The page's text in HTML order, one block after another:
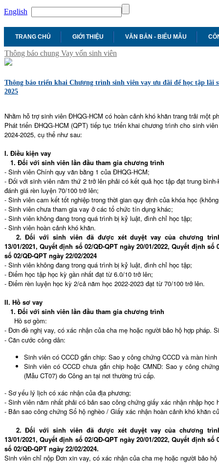
English
TRANG CHỦ GIỚI THIỆU VĂN BẢN - BIỂU MẪU
Thông báo chung Vay vốn sinh viên
Thông báo triển khai Chương trình sinh viên vay ưu đãi để học tập lãi
2025
Nhằm hỗ trợ sinh viên ĐHQG-HCM có hoàn cảnh khó khăn trang trải một
Phát triển ĐHQG-HCM (QPT) tiếp tục triển khai chương trình cho sinh
2024-2025, cụ thể như sau:
I. Điều kiện vay
1. Đối với sinh viên lần đầu tham gia chương trình
- Sinh viên Chính quy văn bằng 1 của ĐHQG-HCM;
- Đối với sinh viên năm thứ 2 trở lên phải có kết quả học tập đạt trung
đánh giá rèn luyện 70/100 trở lên;
- Sinh viên cam kết tốt nghiệp trong thời gian quy định của khóa học
- Sinh viên chưa tham gia vay ở các tổ chức tín dụng khác;
- Sinh viên không đang trong quá trình bị kỷ luật, đình chỉ học tập;
- Sinh viên hoàn cảnh khó khăn.
2. Đối với sinh viên đã được xét duyệt vay của chương
13/01/2021, Quyết định số 02/QĐ-QPT ngày 20/01/2022, Quyết định số
số 02/QĐ-QPT ngày 22/02/2024
- Sinh viên không đang trong quá trình bị kỷ luật, đình chỉ học tập;
- Điểm học tập học kỳ gần nhất đạt từ 6.0/10 trở lên;
- Điểm rèn luyện học kỳ 2/cả năm học 2022-2023 đạt từ 70/100 trở lên.
II. Hồ sơ vay
1. Đối với sinh viên lần đầu tham gia chương trình
Hồ sơ gồm:
- Đơn đề nghị vay, có xác nhận của cha mẹ hoặc người bảo hộ hợp pháp.
- Căn cước công dân:
Sinh viên có CCCD gắn chip: Sao y công chứng CCCD và màn
Sinh viên có CCCD chưa gắn chip hoặc CMND: Sao y công
(Mẫu CT07) do Công an tại nơi thường trú cấp.
- Sơ yếu lý lịch có xác nhận của địa phương;
- Sinh viên năm nhất phải có bản sao công chứng giấy xác nhận nhập học
- Bản sao công chứng Sổ hộ nghèo / Giấy xác nhận hoàn cảnh khó khăn
2. Đối với sinh viên đã được xét duyệt vay của chương trình
13/01/2021, Quyết định số 02/QĐ-QPT ngày 20/01/2022, Quyết định số
số 02/QĐ-QPT ngày 22/02/2024.
Sinh viên chỉ nộp Đơn xin vay, có xác nhận của cha mẹ hoặc người bảo